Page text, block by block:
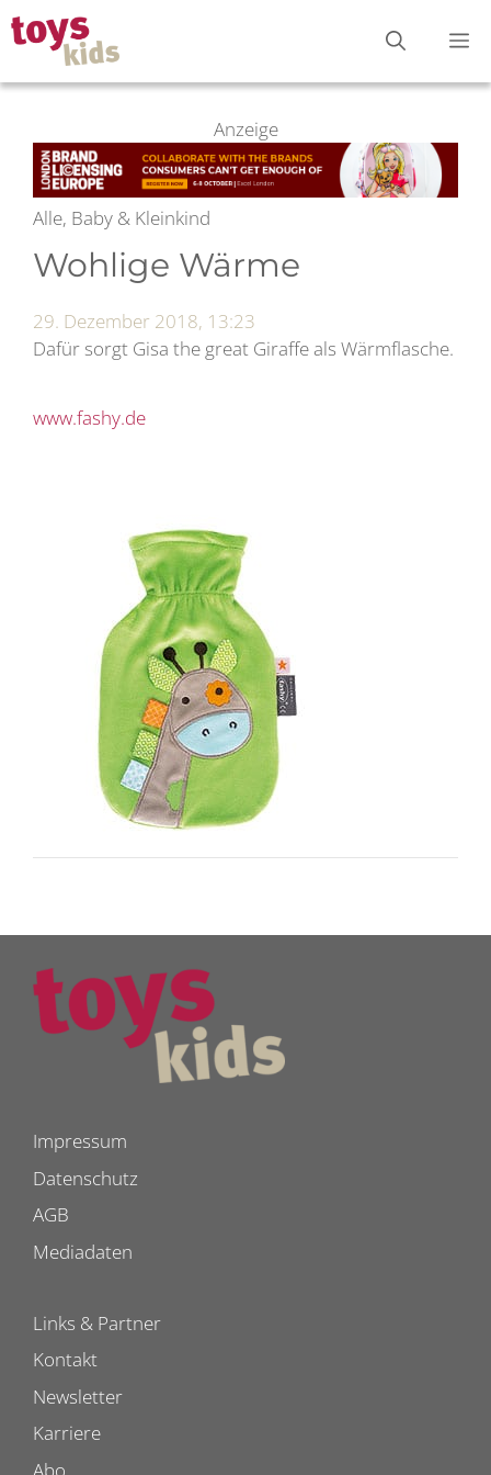
Zum
Inhalt
springen
Anzeige
Alle, Baby & Kleinkind
Wohlige Wärme
29. Dezember 2018, 13:23
Dafür sorgt Gisa the great Giraffe als Wärmflasche.
www.fashy.de
Impressum
Datenschutz
AGB
Mediadaten
Links & Partner
Kontakt
Newsletter
Karriere